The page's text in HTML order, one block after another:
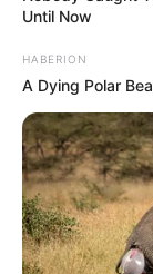
Until Now
HABERION
A Dying Polar